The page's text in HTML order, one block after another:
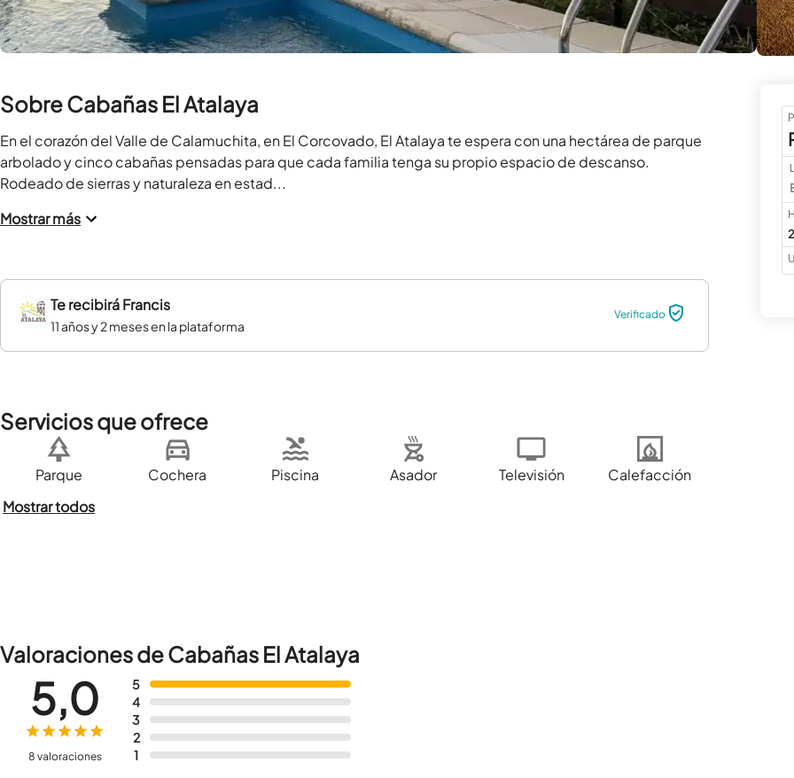
Sobre Cabañas El Atalaya
En el corazón del Valle de Calamuchita, en El Corcovado, El Atalaya te espera con una hectárea de parque
arbolado y cinco cabañas pensadas para que cada familia tenga su propio espacio de descanso.
Rodeado de sierras y naturaleza en estad...
Mostrar más
Te recibiráFrancis
11 años y 2 meses en la plataforma
Verificado
Servicios que ofrece
Parque Cochera Piscina Asador Televisión
Calefacción
Mostrar todos
Valoraciones de Cabañas El Atalaya
5
4
3
2
1
5,0
8 valoraciones